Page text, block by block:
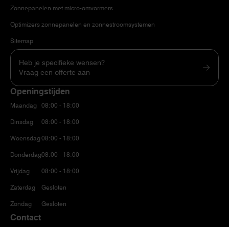
Zonnepanelen met micro-omvormers
Optimizers zonnepanelen en zonnestroomsystemen
Sitemap
Heb je specifieke wensen?
Vraag een offerte aan
Openingstijden
Maandag
Dinsdag
Woensdag
Donderdag
Vrijdag
Zaterdag
Zondag
08:00 - 18:00
08:00 - 18:00
08:00 - 18:00
08:00 - 18:00
08:00 - 18:00
Gesloten
Gesloten
Contact